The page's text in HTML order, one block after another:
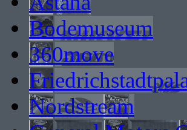
Bodemuseum
360move
Nordstream